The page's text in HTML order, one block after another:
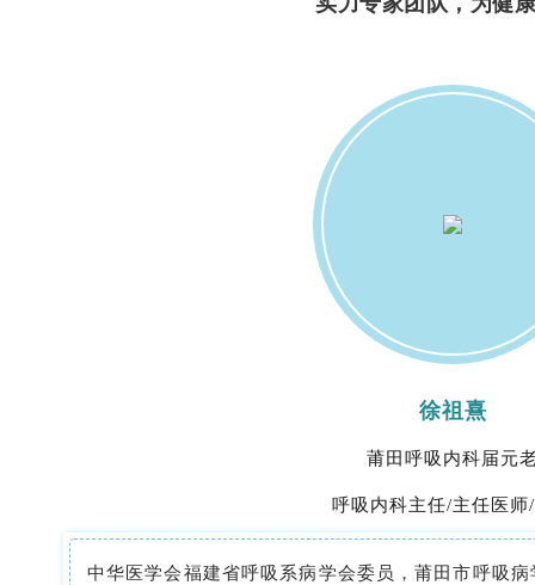
徐祖熹
莆田呼吸内科届元
呼吸内科主任/主任医师
中华医学会福建省呼吸系病学会委员，莆田市呼吸